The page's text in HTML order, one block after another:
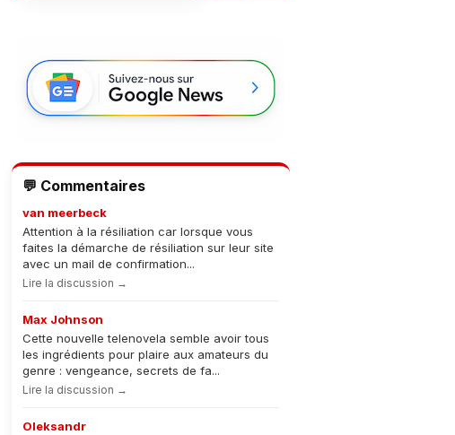
💬 Commentaires
van meerbeck
Attention à la résiliation car lorsque vous
faites la démarche de résiliation sur leur site
avec un mail de confirmation...
Lire la discussion →
Max Johnson
Cette nouvelle telenovela semble avoir tous
les ingrédients pour plaire aux amateurs du
genre : vengeance, secrets de fa...
Lire la discussion →
Oleksandr